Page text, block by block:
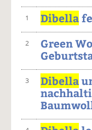
1 Dibella
2
Green
3 Dibella